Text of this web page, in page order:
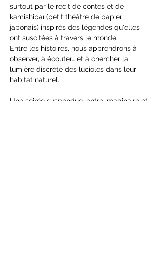
surtout par le recit de contes et de
kamishibaï (petit théâtre de papier
japonais) inspirés des légendes qu'elles
ont suscitées à travers le monde.
Entre les histoires, nous apprendrons à
observer, à écouter… et à chercher la
lumière discrète des lucioles dans leur
habitat naturel.
Une soirée suspendue, entre imaginaire et